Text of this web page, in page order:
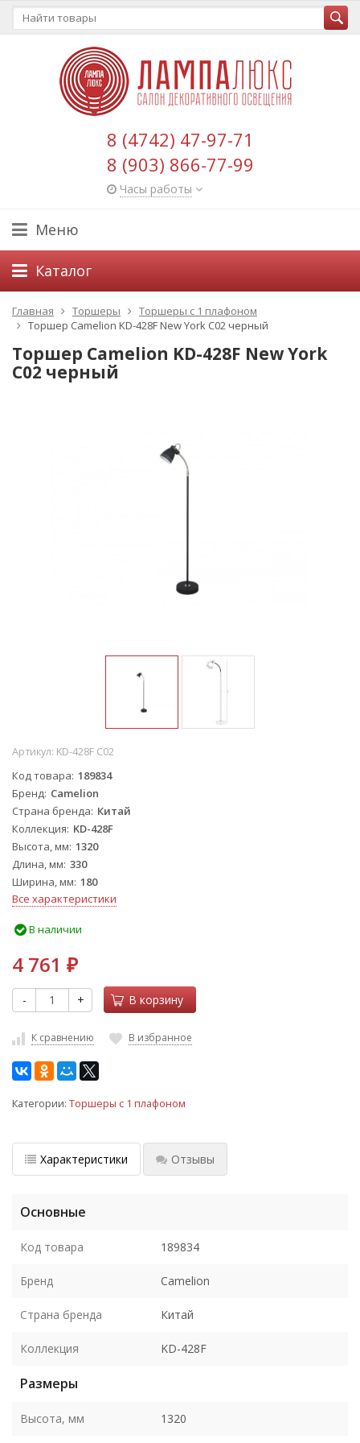
8 (4742) 47-97-71
8 (903) 866-77-99
Часы работы
Меню
Каталог
Главная Торшеры
Торшеры с 1 плафоном
Торшер Camelion KD-428F New York С02 черный
Торшер Camelion KD-428F New York
С02 черный
Артикул: KD-428F С02
Код товара 189834
Бренд Camelion
Страна бренда Китай
Коллекция KD-428F
Высота, мм 1320
Длина, мм 330
Ширина, мм 180
Все характеристики
В наличии
4 761 ₽
- + В корзину
К сравнению В избранное
Категории: Торшеры с 1 плафоном
Характеристики Отзывы
Основные
Код товара 189834
Бренд Camelion
Страна бренда Китай
Коллекция KD-428F
Размеры
Высота, мм 1320